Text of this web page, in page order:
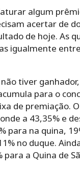
algum
acertar de
de hoje. As
igualmente
tiver
para o
de premiação.
a 43,35% e
para na quina,
no duque.
para a Quina de